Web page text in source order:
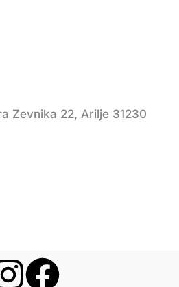
Zevnika 22, Arilje 31230